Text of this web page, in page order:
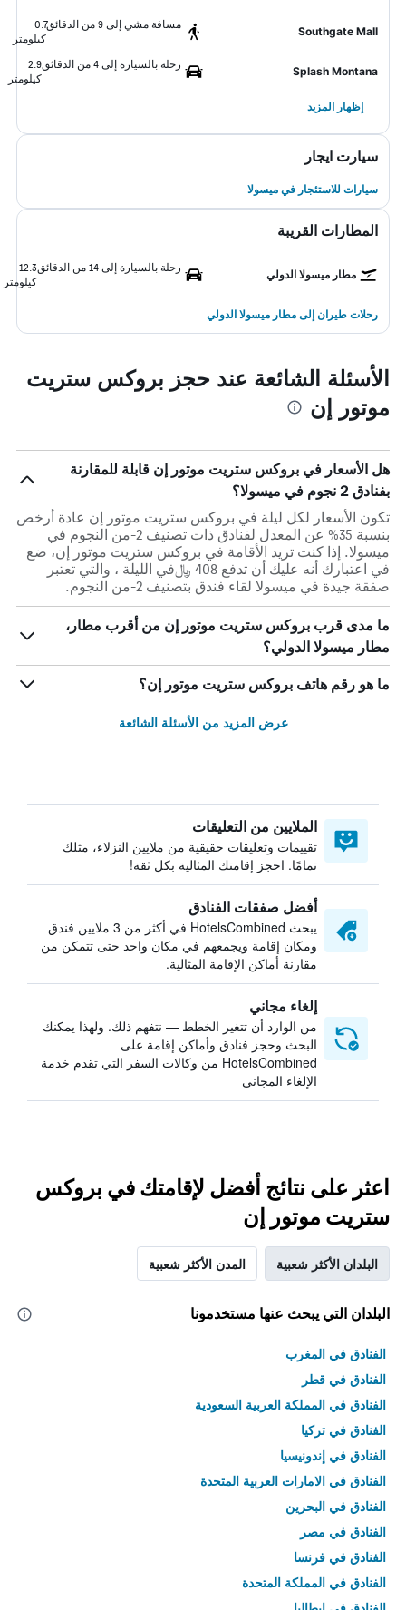
Southgate Mall
مسافة مشي إلى 9 من الدقائق
0.7
كيلومتر
Splash Montana
رحلة بالسيارة إلى 4 من الدقائق
2.9
كيلومتر
إظهار المزيد
سيارت ايجار
سيارات للاستئجار في ميسولا
المطارات القريبة
مطار ميسولا الدولي
رحلة بالسيارة إلى 14 من الدقائق
12.3
كيلومتر
رحلات طيران إلى مطار ميسولا الدولي
الأسئلة الشائعة عند حجز بروكس ستريت
موتور إن
هل الأسعار في بروكس ستريت موتور إن قابلة للمقارنة
بفنادق 2 نجوم في ميسولا؟
تكون الأسعار لكل ليلة في بروكس ستريت موتور إن عادة أرخص
بنسبة 35% عن المعدل لفنادق ذات تصنيف 2-من النجوم في
ميسولا. إذا كنت تريد الأقامة في بروكس ستريت موتور إن، ضع
في اعتبارك أنه عليك أن تدفع 408 ﷼في الليلة ، والتي تعتبر
صفقة جيدة في ميسولا لقاء فندق بتصنيف 2-من النجوم.
ما مدى قرب بروكس ستريت موتور إن من أقرب مطار،
مطار ميسولا الدولي؟
ما هو رقم هاتف بروكس ستريت موتور إن؟
عرض المزيد من الأسئلة الشائعة
الملايين من التعليقات
تقييمات وتعليقات حقيقية من ملايين النزلاء، مثلك
تمامًا. احجز إقامتك المثالية بكل ثقة!
أفضل صفقات الفنادق
يبحث HotelsCombined في أكثر من 3 ملايين فندق
ومكان إقامة ويجمعهم في مكان واحد حتى تتمكن من
مقارنة أماكن الإقامة المثالية.
إلغاء مجاني
من الوارد أن تتغير الخطط — نتفهم ذلك. ولهذا يمكنك
البحث وحجز فنادق وأماكن إقامة على
HotelsCombined من وكالات السفر التي تقدم خدمة
الإلغاء المجاني
اعثر على نتائج أفضل لإقامتك في بروكس
ستريت موتور إن
البلدان الأكثر شعبية المدن الأكثر شعبية
البلدان التي يبحث عنها مستخدمونا
الفنادق في المغرب
الفنادق في قطر
الفنادق في المملكة العربية السعودية
الفنادق في تركيا
الفنادق في إندونيسيا
الفنادق في الامارات العربية المتحدة
الفنادق في البحرين
الفنادق في مصر
الفنادق في فرنسا
الفنادق في المملكة المتحدة